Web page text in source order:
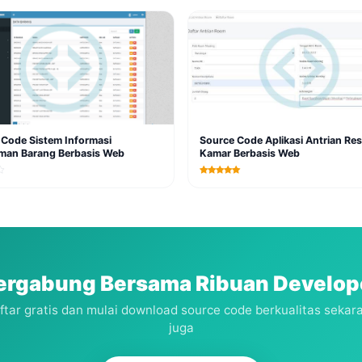
Sistem Informasi
Barang Berbasis Web
Source Code Aplikasi Antrian
Kamar Berbasis Web
Bersama Ribuan
gratis dan mulai download source code berkualitas
juga